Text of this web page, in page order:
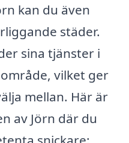
kan du även
städer.
sina tjänster i
vilket ger
mellan. Här är
av Jörn där du